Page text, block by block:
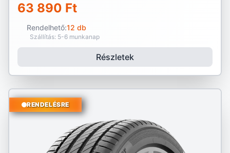
63 890 Ft
Rendelhető:12 db
Szállítás: 5-6 munkanap
Részletek
RENDELÉSRE